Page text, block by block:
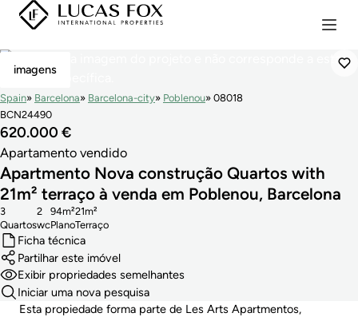
Vendido
imagens
Spain Barcelona Barcelona-city Poblenou
08018
BCN24490
620.000 €
Apartamento vendido
Apartmento Nova construção Quartos with
21m² terraço à venda em Poblenou, Barcelona
Quartos
3
wc
2
Plano
94m²
Terraço
21m²
Ficha técnica
Partilhar este imóvel
Exibir propriedades semelhantes
Iniciar uma nova pesquisa
Esta propiedade forma parte de Les Arts Apartmentos,